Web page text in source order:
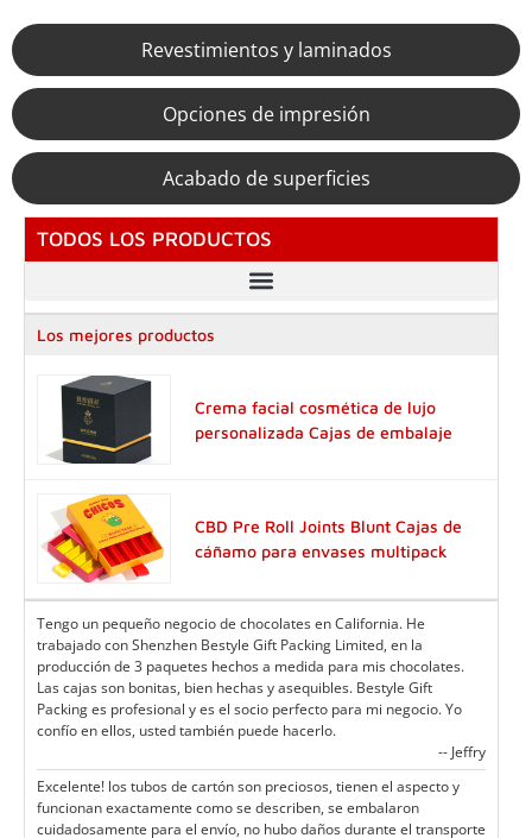
TODOS LOS PRODUCTOS
Los mejores productos
Crema facial cosmética de lujo
personalizada Cajas de embalaje
CBD Pre Roll Joints Blunt Cajas de
cáñamo para envases multipack
Tengo un pequeño negocio de chocolates en California. He
trabajado con Shenzhen Bestyle Gift Packing Limited, en la
producción de 3 paquetes hechos a medida para mis chocolates.
Las cajas son bonitas, bien hechas y asequibles. Bestyle Gift
Packing es profesional y es el socio perfecto para mi negocio. Yo
confío en ellos, usted también puede hacerlo.
-- Jeffry
Excelente! los tubos de cartón son preciosos, tienen el aspecto y
funcionan exactamente como se describen, se embalaron
cuidadosamente para el envío, no hubo daños durante el transporte
Revestimientos y laminados
Opciones de impresión
Acabado de superficies